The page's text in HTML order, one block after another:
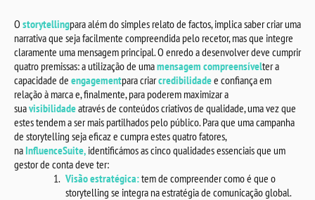
O storytellingpara além do simples relato de factos, implica saber criar uma
narrativa que seja facilmente compreendida pelo recetor, mas que integre
claramente uma mensagem principal. O enredo a desenvolver deve cumprir
quatro premissas: a utilização de umamensagem compreensívelter a
capacidade de engagementpara criarcredibilidadee confiança em
relação à marca e, finalmente, para poderem maximizar a
suavisibilidadeatravés de conteúdos criativos de qualidade, uma vez que
estes tendem a ser mais partilhados pelo público. Para que uma campanha
de storytelling seja eficaz e cumpra estes quatro fatores,
na InfluenceSuite, identificámos as cinco qualidades essenciais que um
gestor de conta deve ter:
Visão estratégica:tem de compreender como é que o
storytelling se integra na estratégia de comunicação global.